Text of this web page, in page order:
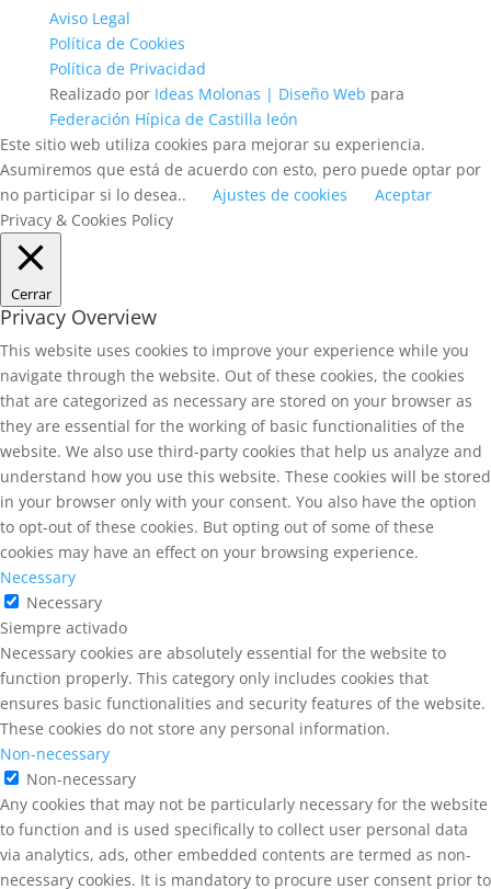
Aviso Legal
Política de Cookies
Política de Privacidad
Realizado por Ideas Molonas | Diseño Web para
Federación Hípica de Castilla león
Este sitio web utiliza cookies para mejorar su experiencia.
Asumiremos que está de acuerdo con esto, pero puede optar por
no participar si lo desea..
Ajustes de cookies
Aceptar
Privacy & Cookies Policy
Cerrar
Privacy Overview
This website uses cookies to improve your experience while you
navigate through the website. Out of these cookies, the cookies
that are categorized as necessary are stored on your browser as
they are essential for the working of basic functionalities of the
website. We also use third-party cookies that help us analyze and
understand how you use this website. These cookies will be stored
in your browser only with your consent. You also have the option
to opt-out of these cookies. But opting out of some of these
cookies may have an effect on your browsing experience.
Necessary
Necessary
Siempre activado
Necessary cookies are absolutely essential for the website to
function properly. This category only includes cookies that
ensures basic functionalities and security features of the website.
These cookies do not store any personal information.
Non-necessary
Non-necessary
Any cookies that may not be particularly necessary for the website
to function and is used specifically to collect user personal data
via analytics, ads, other embedded contents are termed as non-
necessary cookies. It is mandatory to procure user consent prior to